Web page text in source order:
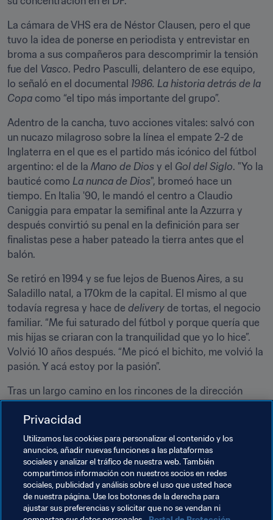
La cámara de VHS era de Néstor Clausen, pero el que
tuvo la idea de ponerse en periodista y entrevistar en
broma a sus compañeros para descomprimir la tensión
fue del Vasco. Pedro Pasculli, delantero de ese equipo,
lo señaló en el documental 1986. La historia detrás de la
Copa como “el tipo más importante del grupo”.
Adentro de la cancha, tuvo acciones vitales: salvó con
un nucazo milagroso sobre la línea el empate 2-2 de
Inglaterra en el que es el partido más icónico del fútbol
argentino: el de la Mano de Dios y el Gol del Siglo. "Yo la
bauticé como La nunca de Dios", bromeó hace un
tiempo. En Italia '90, le mandó el centro a Claudio
Caniggia para empatar la semifinal ante la Azzurra y
después convirtió su penal en la definición para ser
finalistas pese a haber pateado la tierra antes que el
balón.
Se retiró en 1994 y se fue lejos de Buenos Aires, a su
Saladillo natal, a 170km de la capital. El mismo al que
todavía regresa y hace de delivery de tortas, el negocio
familiar. “Me fui saturado del fútbol y porque quería que
mis hijas se criaran con la tranquilidad que yo lo hice”.
Volvió 10 años después. “Me picó el bichito, me volvió la
pasión. Y acá estoy por la pasión”.
Tras un largo camino en los rincones de la dirección
oportunidad. Los datos dicen que Argentina nunca
perdió en un Mundial con él estando dentro de la cancha
como jugador. Está en Río para poder decir que, con él
en el banquillo, en un Torneo Olímpico tampoco.
Documentos Relacionados
Privacidad
Utilizamos las cookies para personalizar el contenido y los
anuncios, añadir nuevas funciones a las plataformas
sociales y analizar el tráfico de nuestra web. También
compartimos información con nuestros socios en redes
sociales, publicidad y análisis sobre el uso que usted hace
de nuestra página. Use los botones de la derecha para
ajustar sus preferencias y solicitar que no se vendan ni